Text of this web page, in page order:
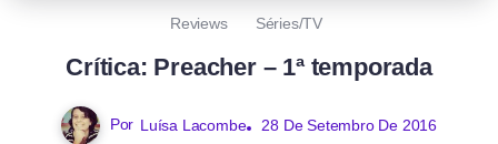
Reviews Séries/TV
Crítica: Preacher – 1ª temporada
Por Luísa Lacombe 28 De Setembro De 2016